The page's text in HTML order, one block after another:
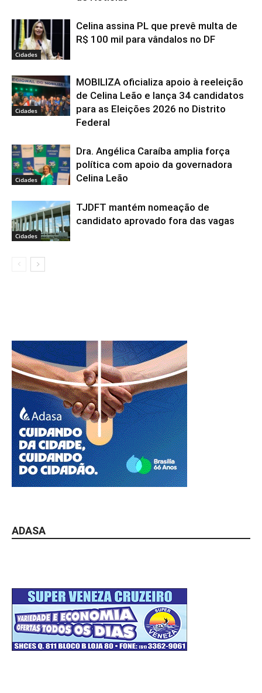
Cidades
Celina assina PL que prevê multa de
R$ 100 mil para vândalos no DF
Cidades
MOBILIZA oficializa apoio à reeleição
de Celina Leão e lança 34 candidatos
para as Eleições 2026 no Distrito
Federal
Cidades
Dra. Angélica Caraíba amplia força
política com apoio da governadora
Celina Leão
Cidades
TJDFT mantém nomeação de
candidato aprovado fora das vagas
ADASA